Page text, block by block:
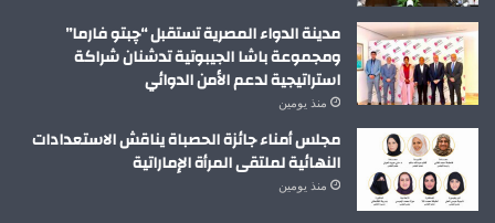
مدينة الدواء المصرية تستقبل “چبتو فارما”
ومجموعة باشا الجيبوتية تدشنان شراكة
استراتيجية لدعم الأمن الدوائي
منذ يومين
مجلس أمناء جائزة الحصباة يناقش الاستعدادات
النهائية لملتقى المرأة الإماراتية
منذ يومين